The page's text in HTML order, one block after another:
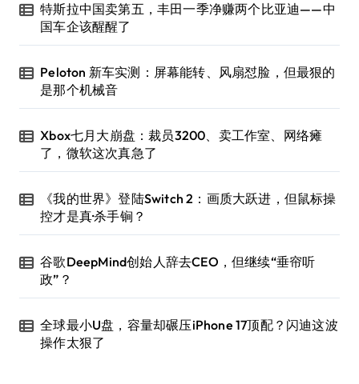
特斯拉中国卖第五，丰田一季净赚两个比亚迪——中
国车企该醒醒了
Peloton 新车实测：屏幕能转、风扇怼脸，但最狠的
是那个机械音
Xbox七月大崩盘：裁员3200、卖工作室、网络瘫
了，微软这次真急了
《我的世界》登陆Switch 2：画质大跃进，但鼠标操
控才是真·杀手锏？
谷歌DeepMind创始人辞去CEO，但继续“垂帘听
政”？
全球最小U盘，容量却碾压iPhone 17顶配？闪迪这波
操作太狠了